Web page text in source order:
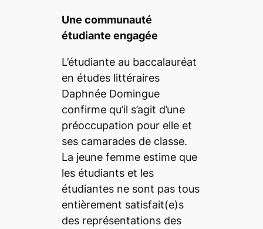
Une communauté
étudiante engagée
L’étudiante au baccalauréat
en études littéraires
Daphnée Domingue
confirme qu’il s’agit d’une
préoccupation pour elle et
ses camarades de classe.
La jeune femme estime que
les étudiants et les
étudiantes ne sont pas tous
entièrement satisfait(e)s
des représentations des